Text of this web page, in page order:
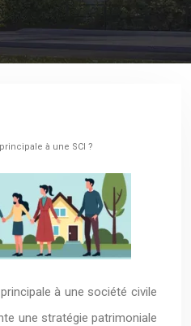
à une SCI ?
à une société civile
une stratégie patrimoniale